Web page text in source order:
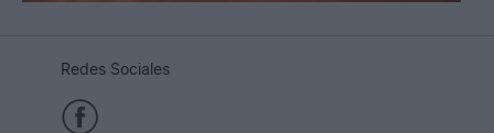
Redes Sociales